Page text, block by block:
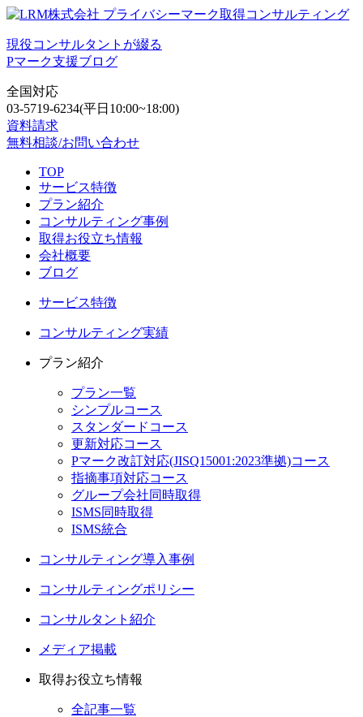
現役コンサルタントが綴る
Pマーク支援ブログ
全国対応
03-5719-6234(平日10:00~18:00)
資料請求
無料相談/お問い合わせ
TOP
サービス特徴
プラン紹介
コンサルティング事例
取得お役立ち情報
会社概要
ブログ
サービス特徴
コンサルティング実績
プラン紹介
プラン一覧
シンプルコース
スタンダードコース
更新対応コース
Pマーク改訂対応(JISQ15001:2023準拠)コース
指摘事項対応コース
グループ会社同時取得
ISMS同時取得
ISMS統合
コンサルティング導入事例
コンサルティングポリシー
コンサルタント紹介
メディア掲載
取得お役立ち情報
全記事一覧